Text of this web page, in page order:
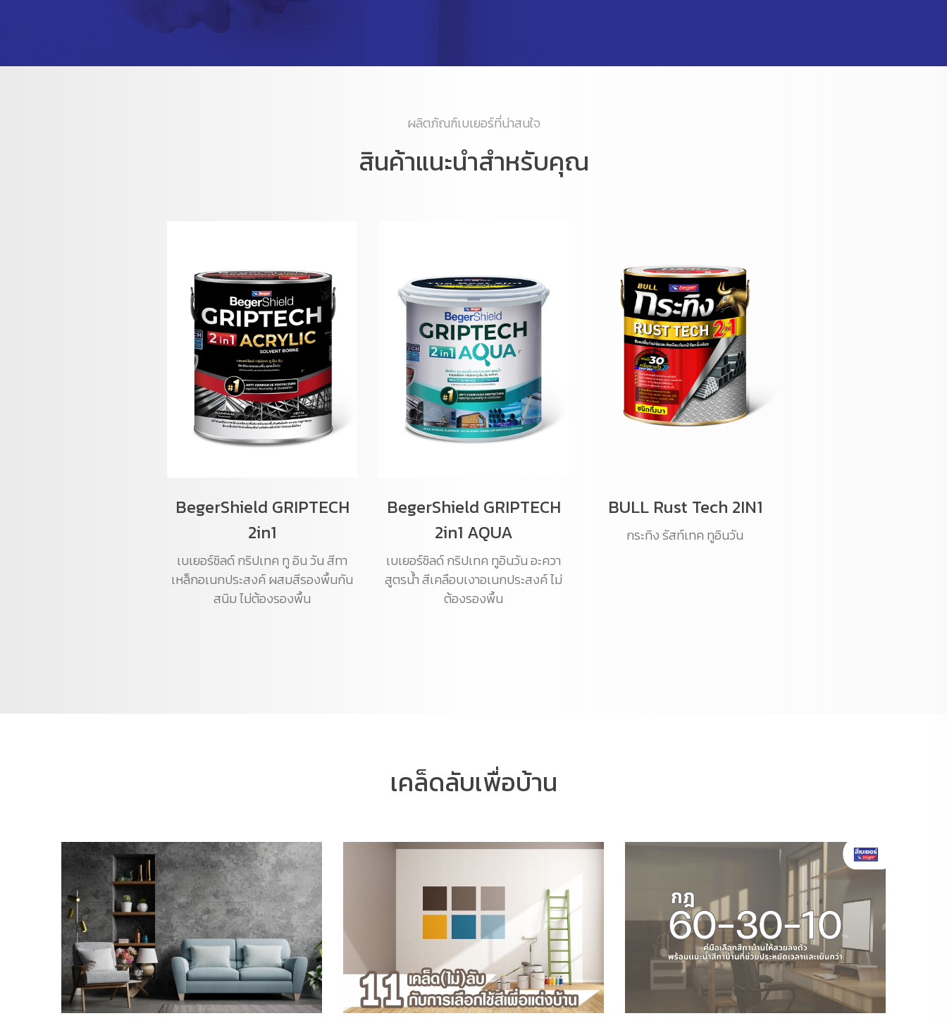
ผลิตภัณฑ์เบเยอร์ที่น่าสนใจ
สินค้าแนะนำสำหรับคุณ
BegerShield GRIPTECH
2in1
เบเยอร์ชิลด์ กริปเทค ทู อิน วัน สีทา
เหล็กอเนกประสงค์ ผสมสีรองพื้นกัน
สนิม ไม่ต้องรองพื้น
BegerShield GRIPTECH
2in1 AQUA
เบเยอร์ชิลด์ กริปเทค ทูอินวัน อะควา
สูตรน้ำ สีเคลือบเงาอเนกประสงค์ ไม่
ต้องรองพื้น
BULL Rust Tech 2IN1
กระทิง รัสท์เทค ทูอินวัน
เคล็ดลับเพื่อบ้าน